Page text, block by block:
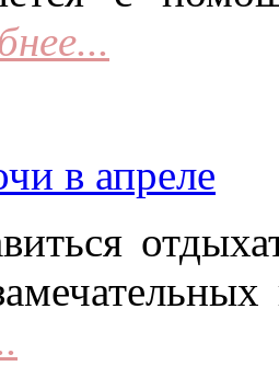
в апреле